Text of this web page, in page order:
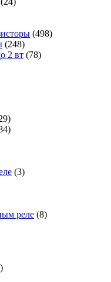
(498)
(248)
2 вт (78)
(3)
реле (8)